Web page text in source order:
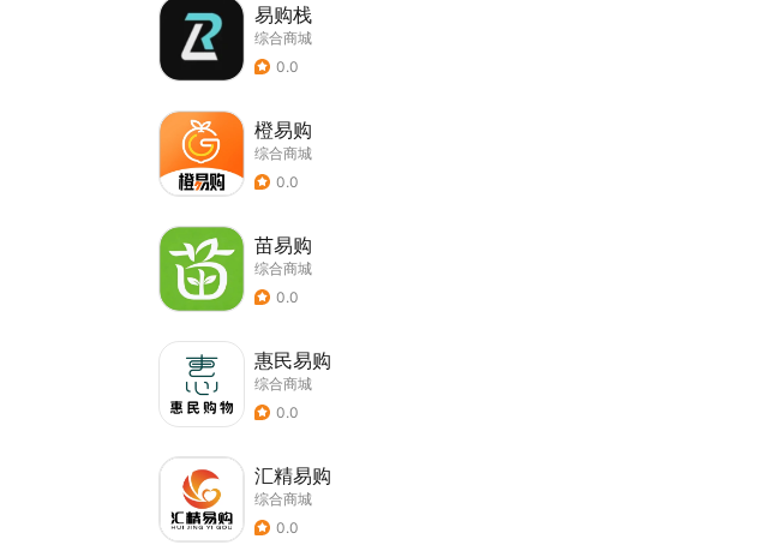
易购栈
综合商城
0.0
橙易购
综合商城
0.0
苗易购
综合商城
0.0
惠民易购
综合商城
0.0
汇精易购
综合商城
0.0